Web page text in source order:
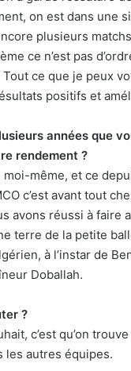
on est dans une
plusieurs
ce n’est pas
ce que je peux
positifs et
années que
rendement ?
même, et ce
c’est avant tout
avons réussi à faire
terre de la petite
à l’instar de
Doballah.
?
c’est qu’on
les autres équipes.